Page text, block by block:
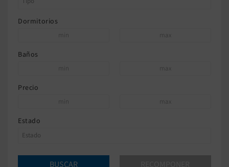
Dormitorios
Baños
Precio
Estado